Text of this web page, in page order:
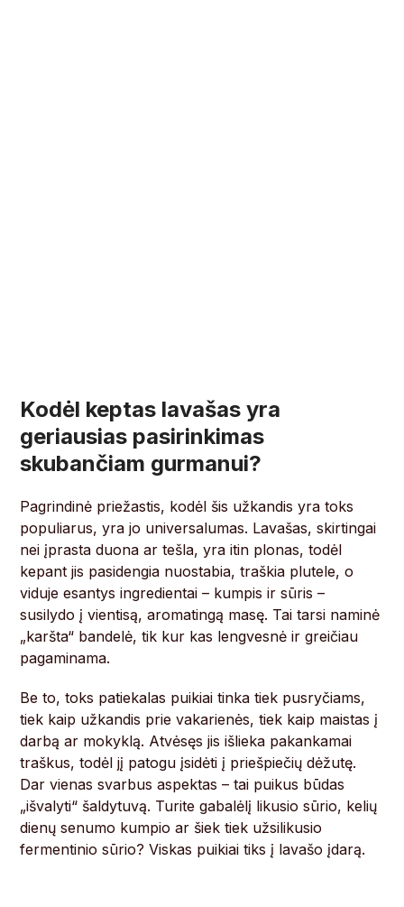
Kodėl keptas lavašas yra
geriausias pasirinkimas
skubančiam gurmanui?
Pagrindinė priežastis, kodėl šis užkandis yra toks
populiarus, yra jo universalumas. Lavašas, skirtingai
nei įprasta duona ar tešla, yra itin plonas, todėl
kepant jis pasidengia nuostabia, traškia plutele, o
viduje esantys ingredientai – kumpis ir sūris –
susilydo į vientisą, aromatingą masę. Tai tarsi naminė
„karšta“ bandelė, tik kur kas lengvesnė ir greičiau
pagaminama.
Be to, toks patiekalas puikiai tinka tiek pusryčiams,
tiek kaip užkandis prie vakarienės, tiek kaip maistas į
darbą ar mokyklą. Atvėsęs jis išlieka pakankamai
traškus, todėl jį patogu įsidėti į priešpiečių dėžutę.
Dar vienas svarbus aspektas – tai puikus būdas
„išvalyti“ šaldytuvą. Turite gabalėlį likusio sūrio, kelių
dienų senumo kumpio ar šiek tiek užsilikusio
fermentinio sūrio? Viskas puikiai tiks į lavašo įdarą.